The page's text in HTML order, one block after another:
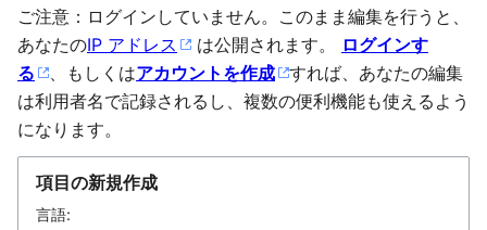
ご注意：ログインしていません。このまま編集を行うと、
あなたのIP アドレス は公開されます。
ログインす
る
、もしくはアカウントを作成
すれば、あなたの編集
は利用者名で記録されるし、複数の便利機能も使えるよう
になります。
項目の新規作成
言語: